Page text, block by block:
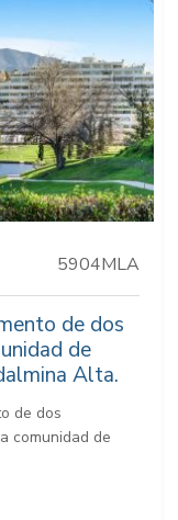
5904MLA
de dos
de
Alta.
de dos
comunidad de